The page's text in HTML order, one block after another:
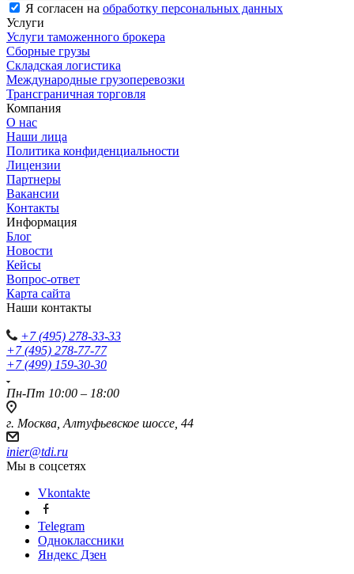
Я согласен на обработку персональных данных
Услуги
Услуги таможенного брокера
Сборные грузы
Складская логистика
Международные грузоперевозки
Трансграничная торговля
Компания
О нас
Наши лица
Политика конфиденциальности
Лицензии
Партнеры
Вакансии
Контакты
Информация
Блог
Новости
Кейсы
Вопрос-ответ
Карта сайта
Наши контакты
+7 (495) 278-33-33
+7 (495) 278-77-77
+7 (499) 159-30-30
Пн-Пт 10:00 – 18:00
г. Москва, Алтуфьевское шоссе, 44
inier@tdi.ru
Мы в соцсетях
Vkontakte
Telegram
Одноклассники
Яндекс Дзен